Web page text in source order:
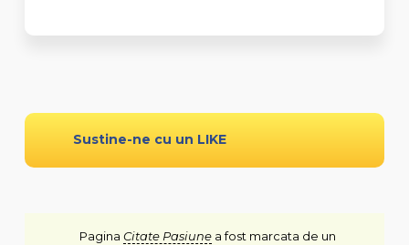
Sustine-ne cu un LIKE
Pagina Citate Pasiunea fost marcata de un